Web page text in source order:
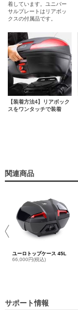
着しています。ユニバー
サルプレートはリアボッ
クスの付属品です。
【装着方法4】リアボック
スをワンタッチで装着
関連商品
ユーロトップケース 45L
66,000円(税込)
サポート情報